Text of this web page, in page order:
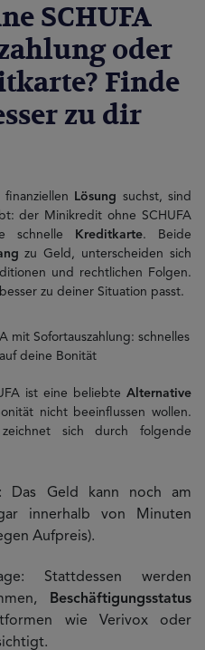
SCHUFA
oder
Finde
zu dir
Lösung suchst, sind
der Minikredit ohne SCHUFA
schnelle
Kreditkarte. Beide
zu Geld, unterscheiden sich
und rechtlichen Folgen.
zu deiner Situation passt.
mit Sofortauszahlung: schnelles
deine Bonität
ist eine beliebte Alternative
nicht beeinflussen wollen.
sich durch folgende
Das Geld kann noch am
innerhalb von Minuten
Aufpreis).
Stattdessen werden
Beschäftigungsstatus
wie Verivox oder